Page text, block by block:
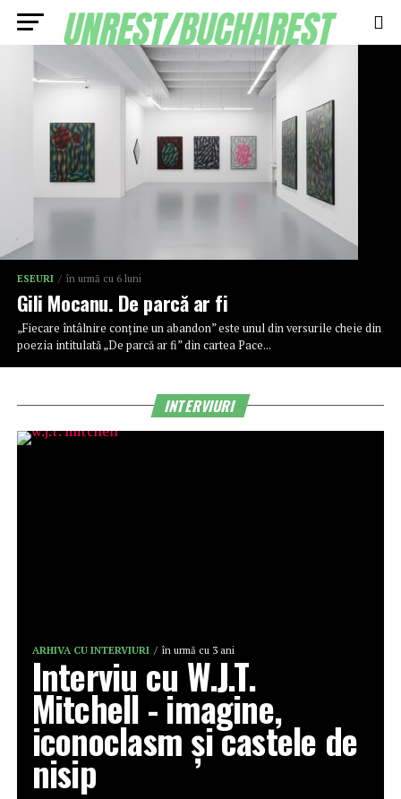
ESEURI în urmă cu 6 luni
Gili Mocanu. De parcă ar fi
„Fiecare întâlnire conține un abandon” este unul din versurile cheie din
poezia intitulată „De parcă ar fi” din cartea Pace...
INTERVIURI
ARHIVA CU INTERVIURI în urmă cu 3 ani
Interviu cu W.J.T.
Mitchell - imagine,
iconoclasm și castele de
nisip